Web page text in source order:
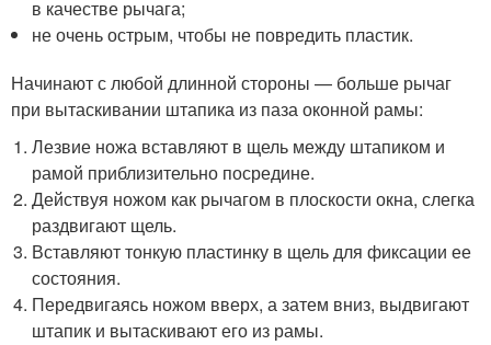
в качестве рычага;
не очень острым, чтобы не повредить пластик.
Начинают с любой длинной стороны — больше рычаг
при вытаскивании штапика из паза оконной рамы:
Лезвие ножа вставляют в щель между штапиком и
рамой приблизительно посредине.
Действуя ножом как рычагом в плоскости окна, слегка
раздвигают щель.
Вставляют тонкую пластинку в щель для фиксации ее
состояния.
Передвигаясь ножом вверх, а затем вниз, выдвигают
штапик и вытаскивают его из рамы.